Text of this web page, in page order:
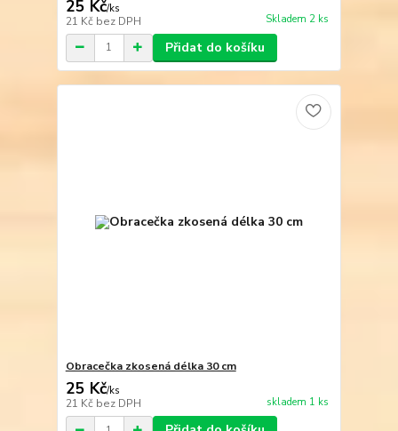
25 Kč/ks
21 Kč bez DPH Skladem 2 ks
Přidat do košíku
Obracečka zkosená délka 30 cm
25 Kč/ks
21 Kč bez DPH skladem 1 ks